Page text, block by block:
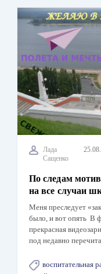
Лада
Сащенко
По следам
на все случаи
Меня преследует
было, и вот опять В
прекрасная
под недавно
воспитательная